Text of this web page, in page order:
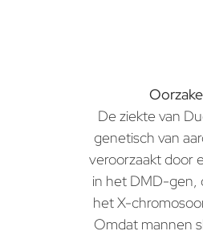
De ziekte van
genetisch van
veroorzaakt door
in het DMD-gen,
het X-
Omdat mannen